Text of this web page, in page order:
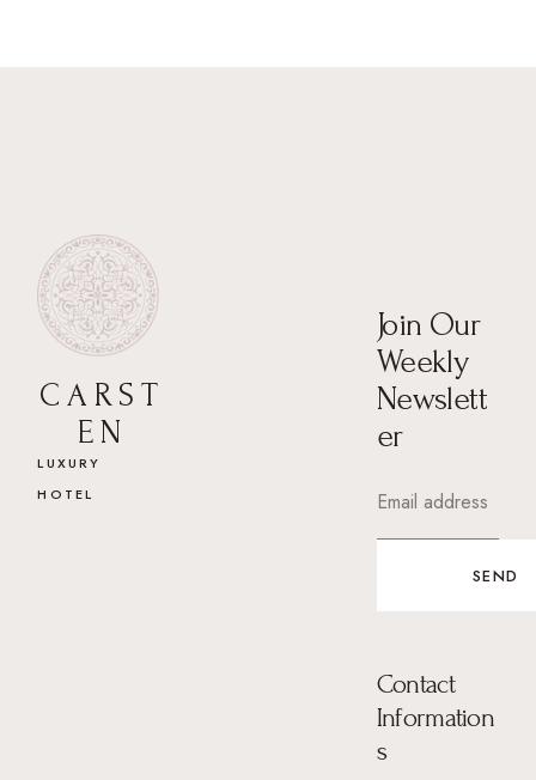
C A R S T
E N
LUXURY
HOTEL
Join Our
Weekly
Newslett
er
SEND
Contact
Information
s